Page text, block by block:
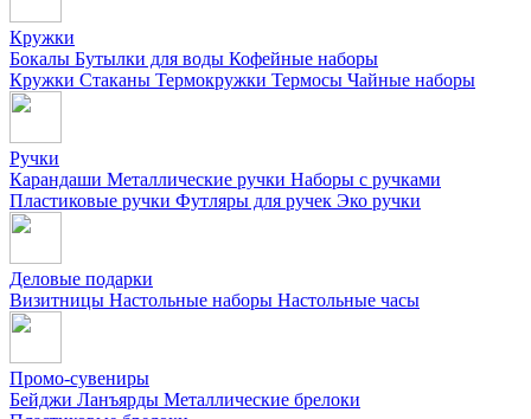
Кружки
Бокалы Бутылки для воды Кофейные наборы
Кружки Стаканы Термокружки Термосы Чайные наборы
Ручки
Карандаши Металлические ручки Наборы с ручками
Пластиковые ручки Футляры для ручек Эко ручки
Деловые подарки
Визитницы Настольные наборы Настольные часы
Промо-сувениры
Бейджи Ланъярды Металлические брелоки